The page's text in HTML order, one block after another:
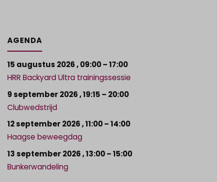
AGENDA
15 augustus 2026,09:00– 17:00
HRR Backyard Ultra trainingssessie
9 september 2026,19:15 – 20:00
Clubwedstrijd
12 september 2026,11:00– 14:00
Haagse beweegdag
13 september 2026,13:00– 15:00
Bunkerwandeling